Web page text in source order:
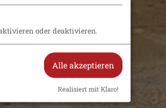
oder deaktivieren.
Alle akzeptieren
Realisiert mit Klaro!